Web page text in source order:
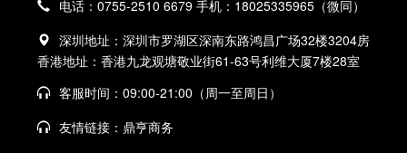
电话：0755-2510 6679 手机：18025335965（微同）
深圳地址：深圳市罗湖区深南东路鸿昌广场32楼3204房
香港地址：香港九龙观塘敬业街61-63号利维大厦7楼28室
客服时间：09:00-21:00（周一至周日）
友情链接： 鼎亨商务